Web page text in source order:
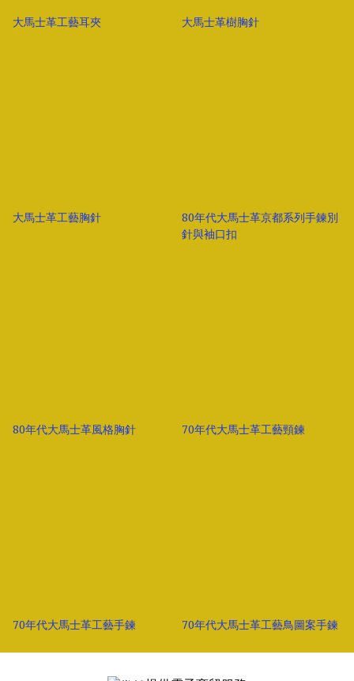
大馬士革工藝耳夾 大馬士革樹胸針
大馬士革工藝胸針
80年代大馬士革京都系列手鍊別
針與袖口扣
80年代大馬士革風格胸針 70年代大馬士革工藝頸鍊
70年代大馬士革工藝手鍊 70年代大馬士革工藝鳥圖案手鍊